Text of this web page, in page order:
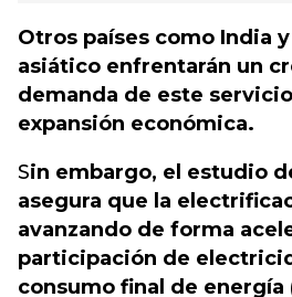
Otros países como India
asiático enfrentarán un
demanda de este
expansión económica.
Sin embargo, el estudio
asegura que la
avanzando de forma
participación de
consumo final de energía